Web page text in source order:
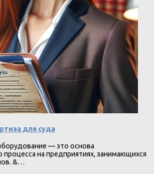
для суда
— это основа
процесса на предприятиях, занимающихся
&…